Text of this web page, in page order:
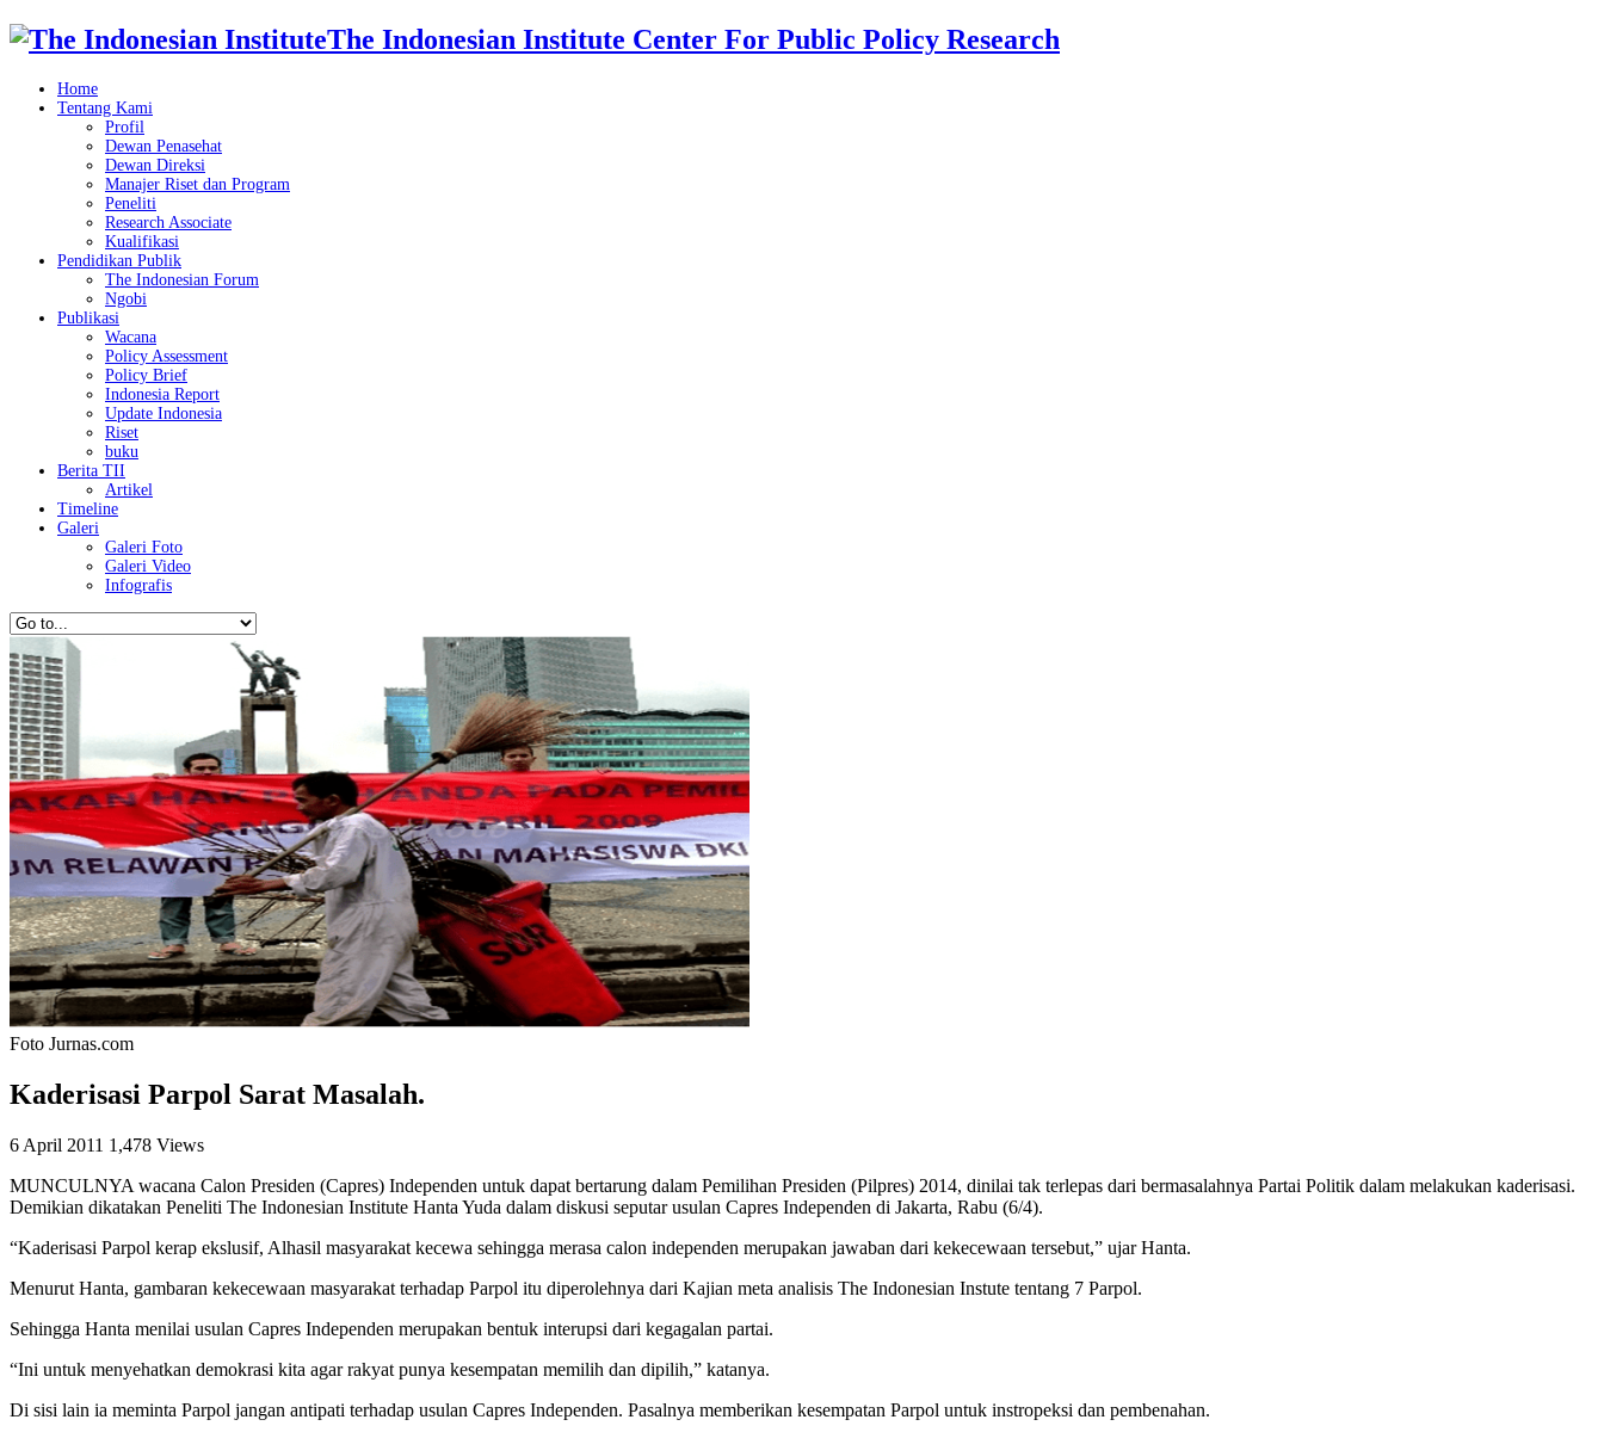
The Indonesian Institute Center For Public Policy Research
Home
Tentang Kami
Profil
Dewan Penasehat
Dewan Direksi
Manajer Riset dan Program
Peneliti
Research Associate
Kualifikasi
Pendidikan Publik
The Indonesian Forum
Ngobi
Publikasi
Wacana
Policy Assessment
Policy Brief
Indonesia Report
Update Indonesia
Riset
buku
Berita TII
Artikel
Timeline
Galeri
Galeri Foto
Galeri Video
Infografis
Foto Jurnas.com
Kaderisasi Parpol Sarat Masalah.
6 April 2011 1,478 Views
MUNCULNYA wacana Calon Presiden (Capres) Independen untuk dapat bertarung dalam Pemilihan Presiden (Pilpres) 2014, dinilai tak terlepas dari bermasalahnya Partai Politik dalam melakukan kaderisasi.
Demikian dikatakan Peneliti The Indonesian Institute Hanta Yuda dalam diskusi seputar usulan Capres Independen di Jakarta, Rabu (6/4).
“Kaderisasi Parpol kerap ekslusif, Alhasil masyarakat kecewa sehingga merasa calon independen merupakan jawaban dari kekecewaan tersebut,” ujar Hanta.
Menurut Hanta, gambaran kekecewaan masyarakat terhadap Parpol itu diperolehnya dari Kajian meta analisis The Indonesian Instute tentang 7 Parpol.
Sehingga Hanta menilai usulan Capres Independen merupakan bentuk interupsi dari kegagalan partai.
“Ini untuk menyehatkan demokrasi kita agar rakyat punya kesempatan memilih dan dipilih,” katanya.
Di sisi lain ia meminta Parpol jangan antipati terhadap usulan Capres Independen. Pasalnya memberikan kesempatan Parpol untuk instropeksi dan pembenahan.